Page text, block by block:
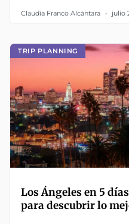
Claudia Franco Alcántara julio
TRIP PLANNING
Los Ángeles en 5
para descubrir lo